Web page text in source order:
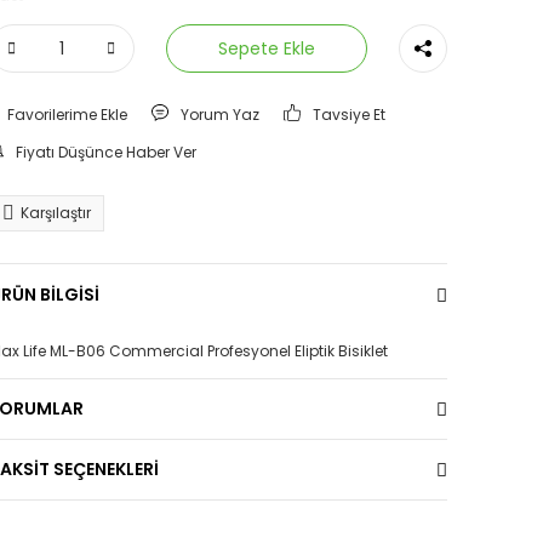
Sepete Ekle
Yorum Yaz
Tavsiye Et
Fiyatı Düşünce Haber Ver
Karşılaştır
BİLGİSİ
Life ML-B06 Commercial Profesyonel Eliptik Bisiklet
SEÇENEKLERİ